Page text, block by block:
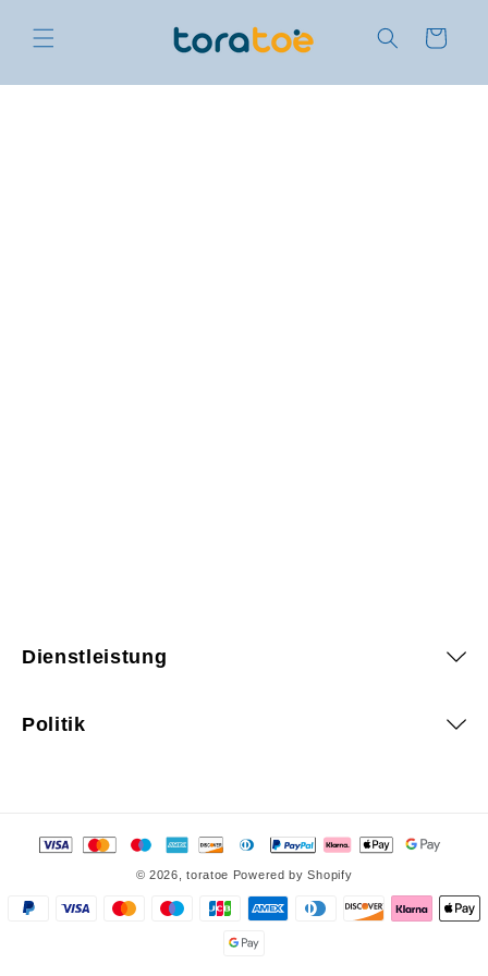
Inhalt
Warenkorb
Dienstleistung
Politik
Zahlungsmethoden
© 2026,toratoe Powered by Shopify